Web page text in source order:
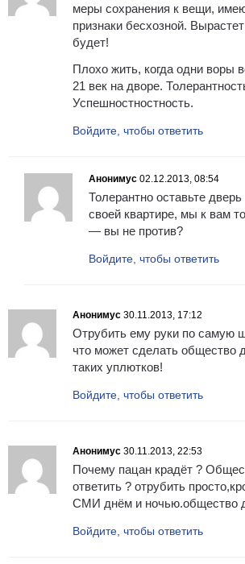
меры сохранения к вещи,
признаки бесхозной.
будет!
Плохо жить, когда одни воры
21 век на дворе.
Успешностностность.
Войдите, чтобы ответить
Анонимус 02.12.2013, 08:54
Толерантно оставьте
своей квартире, мы к вам
— вы не против?
Войдите, чтобы ответить
Анонимус 30.11.2013, 17:12
Отрубить ему руки по самую
что может сделать общество
таких уплютков!
Войдите, чтобы ответить
Анонимус 30.11.2013, 22:53
Почему пацан крадёт ?
ответить ? отрубить
СМИ днём и ночью.общество
Войдите, чтобы ответить